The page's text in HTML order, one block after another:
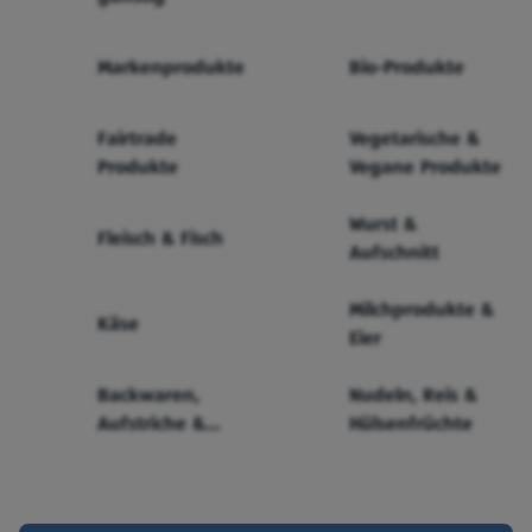
Markenprodukte Bio-Produkte
Fairtrade
Produkte
Vegetarische &
Vegane Produkte
Fleisch & Fisch
Wurst &
Aufschnitt
Käse
Milchprodukte &
Eier
Backwaren,
Aufstriche &
Nudeln, Reis &
Hülsenfrüchte